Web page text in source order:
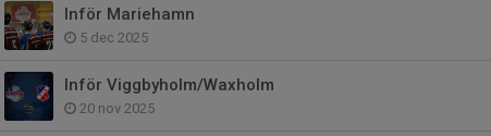
Inför Mariehamn
5 dec 2025
Inför Viggbyholm/Waxholm
20 nov 2025